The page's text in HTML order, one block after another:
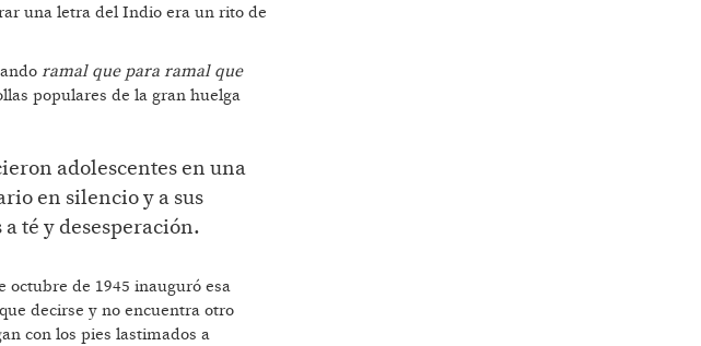
una letra del Indio era un rito de
ramal que para ramal que
populares de la gran huelga
adolescentes en una
en silencio y a sus
té y desesperación.
de 1945 inauguró esa
decirse y no encuentra otro
con los pies lastimados a